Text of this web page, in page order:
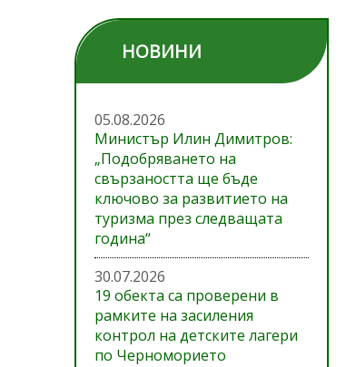
НОВИНИ
05.08.2026
Министър Илин Димитров:
„Подобряването на
свързаността ще бъде
ключово за развитието на
туризма през следващата
година“
30.07.2026
19 обекта са проверени в
рамките на засиления
контрол на детските лагери
по Черноморието